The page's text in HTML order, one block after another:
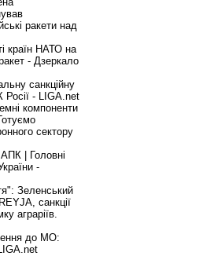
ракети над
країн НАТО на
- Дзеркало
санкційну
- LIGA.net
компоненти
сектору
| Головні
-
Зеленський
санкції
аграріїв.
до МО: